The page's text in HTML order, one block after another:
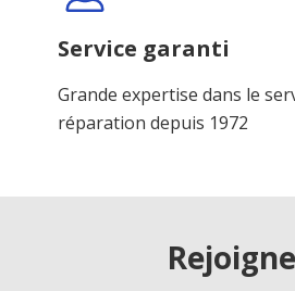
Service garanti
Grande expertise dans le
réparation depuis 1972